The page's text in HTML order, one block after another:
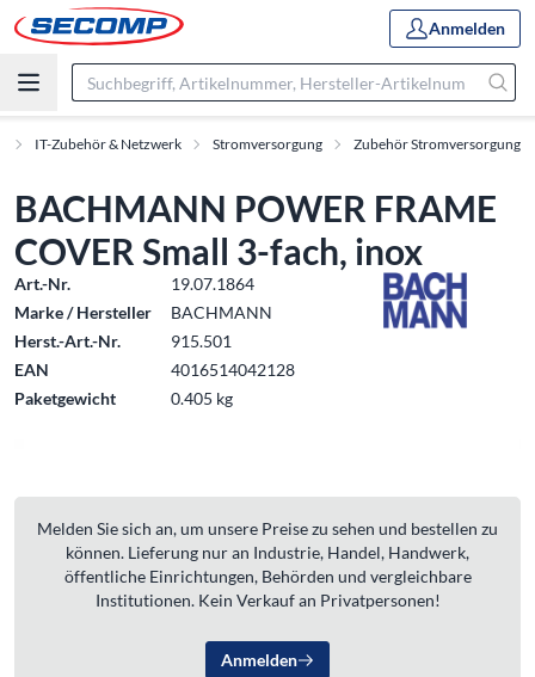
Anmelden
IT-Zubehör & Netzwerk Stromversorgung Zubehör Stromversorgung
BACHMANN POWER FRAME
COVER Small 3-fach, inox
Art.-Nr.
19.07.1864
Marke / Hersteller
BACHMANN
Herst.-Art.-Nr.
915.501
EAN
4016514042128
Paketgewicht
0.405 kg
Melden Sie sich an, um unsere Preise zu sehen und bestellen zu
können. Lieferung nur an Industrie, Handel, Handwerk,
öffentliche Einrichtungen, Behörden und vergleichbare
Institutionen. Kein Verkauf an Privatpersonen!
Anmelden